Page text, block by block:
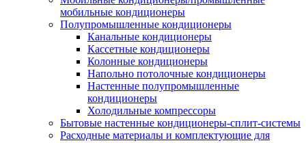
мобильные кондиционеры
Полупромышленные кондиционеры
Канальные кондиционеры
Кассетные кондиционеры
Колонные кондиционеры
Напольно потолочные кондиционеры
Настенные полупромышленные
кондиционеры
Холодильные компрессоры
Бытовые настенные кондиционеры-сплит-системы
Расходные материалы и комплектующие для